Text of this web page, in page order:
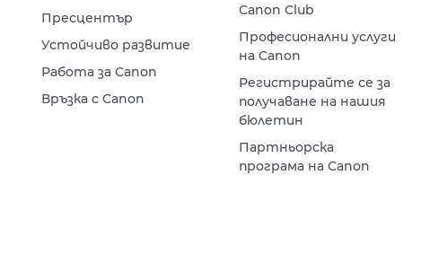
Пресцентър
Устойчиво развитие
Работа за Canon
Връзка с Canon
Canon Club
Професионални услуги
на Canon
Регистрирайте се за
получаване на нашия
бюлетин
Партньорска
програма на Canon